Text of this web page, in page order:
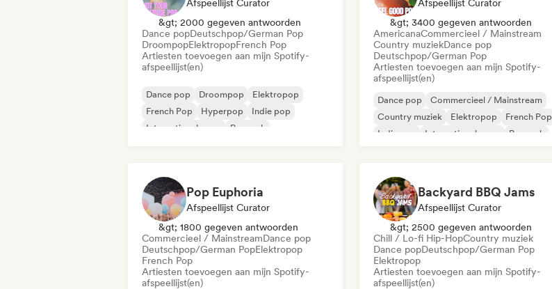
Afspeellijst Curator
&gt; 2000 gegeven antwoorden
Dance popDeutschpop/German Pop
DroompopElektropopFrench Pop
Artiesten toevoegen aan mijn Spotify-
afspeellijst(en)
Dance pop Droompop
Elektropop
French Pop
Hyperpop
Indie pop
Internationale pop
Poprock
Afspeellijst Curator
&gt; 3400 gegeven antwoorden
AmericanaCommercieel / Mainstream
Country muziekDance pop
Deutschpop/German Pop
Artiesten toevoegen aan mijn Spotify-
afspeellijst(en)
Dance pop
Commercieel / Mainstream
Country muziek
Elektropop
French Pop
Indie pop
Internationale pop Poprock
Pop Euphoria
Afspeellijst Curator
&gt; 1800 gegeven antwoorden
Commercieel / MainstreamDance pop
Deutschpop/German PopElektropop
French Pop
Artiesten toevoegen aan mijn Spotify-
afspeellijst(en)
Backyard BBQ Jams
Afspeellijst Curator
&gt; 2500 gegeven antwoorden
Chill / Lo-fi Hip-HopCountry muziek
Dance popDeutschpop/German Pop
Elektropop
Artiesten toevoegen aan mijn Spotify-
afspeellijst(en)